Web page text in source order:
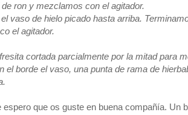
ron y mezclamos con el agitador.
vaso de hielo picado hasta arriba.
el agitador.
cortada parcialmente por la mitad para
el borde el vaso, una punta de rama de
espero que os guste en buena compañía. Un